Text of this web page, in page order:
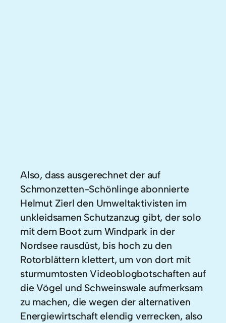
Also, dass ausgerechnet der auf
Schmonzetten-Schönlinge abonnierte
Helmut Zierl den Umweltaktivisten im
unkleidsamen Schutzanzug gibt, der solo
mit dem Boot zum Windpark in der
Nordsee rausdüst, bis hoch zu den
Rotorblättern klettert, um von dort mit
sturmumtosten Videoblogbotschaften auf
die Vögel und Schweinswale aufmerksam
zu machen, die wegen der alternativen
Energiewirtschaft elendig verrecken, also